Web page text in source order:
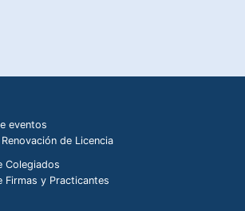
eventos
de Licencia
Colegiados
Firmas y Practicantes